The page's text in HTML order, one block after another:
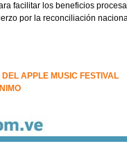
facilitar los beneficios
por la reconciliación
APPLE MUSIC FESTIVAL